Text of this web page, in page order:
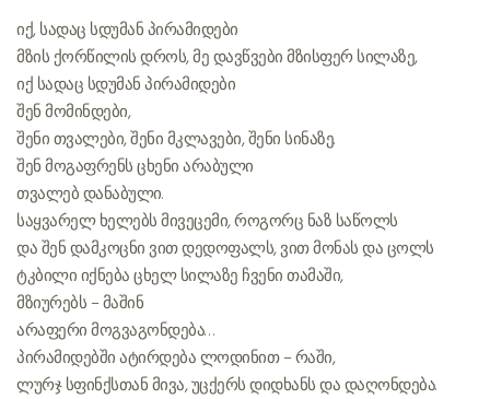
იქ, სადაც სდუმან პირამიდები
მზის ქორწილის დროს, მე დავწვები მზისფერ სილაზე,
იქ სადაც სდუმან პირამიდები
შენ მომინდები,
შენი თვალები, შენი მკლავები, შენი სინაზე.
შენ მოგაფრენს ცხენი არაბული
თვალებ დანაბული.
საყვარელ ხელებს მივეცემი, როგორც ნაზ საწოლს
და შენ დამკოცნი ვით დედოფალს, ვით მონას და ცოლს
ტკბილი იქნება ცხელ სილაზე ჩვენი თამაში,
მზიურებს – მაშინ
არაფერი მოგვაგონდება…
პირამიდებში ატირდება ლოდინით – რაში,
ლურჯ სფინქსთან მივა, უცქერს დიდხანს და დაღონდება.